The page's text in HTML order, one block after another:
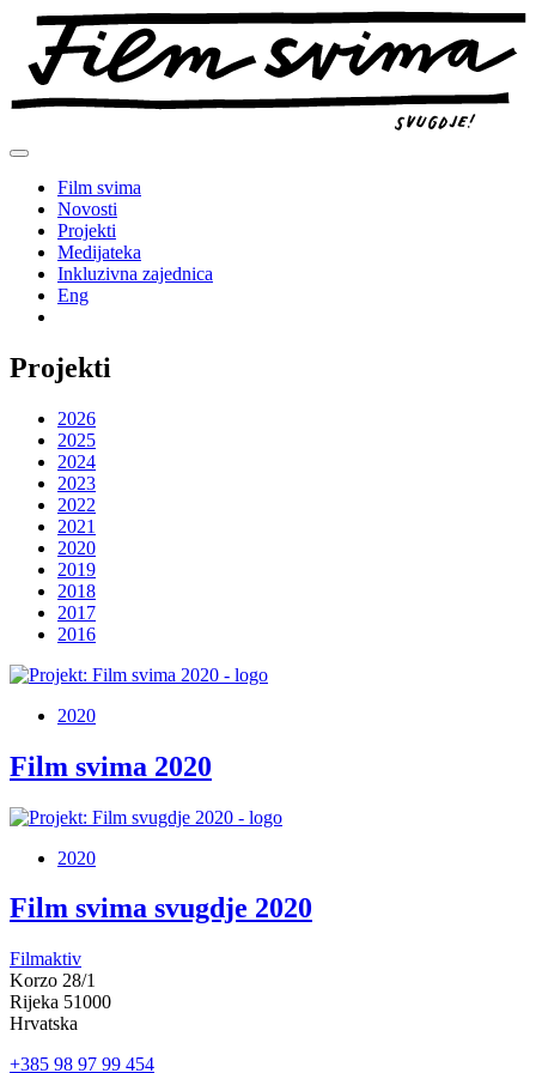
Preskoči
sadržaj
Film svima
Novosti
Projekti
Medijateka
Inkluzivna zajednica
Eng
Projekti
2026
2025
2024
2023
2022
2021
2020
2019
2018
2017
2016
2020
Film svima 2020
2020
Film svima svugdje 2020
Filmaktiv
Korzo 28/1
Rijeka 51000
Hrvatska
+385 98 97 99 454